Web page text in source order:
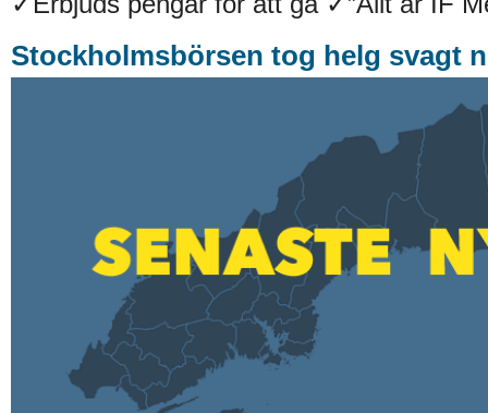
Stockholmsbörsen tog helg svagt